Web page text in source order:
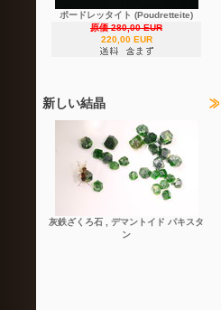
ポードレッタイト (Poudretteite)
原価 280,00 EUR
220,00 EUR
新しい結晶
灰鉄ざくろ石 , デマントイド パキスタ
ン